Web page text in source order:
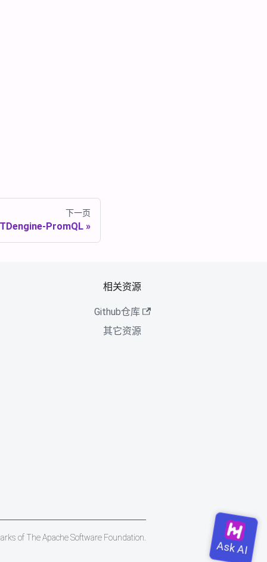
下一页
TDengine-PromQL
相关资源
Github仓库
其它资源
of The Apache Software Foundation.